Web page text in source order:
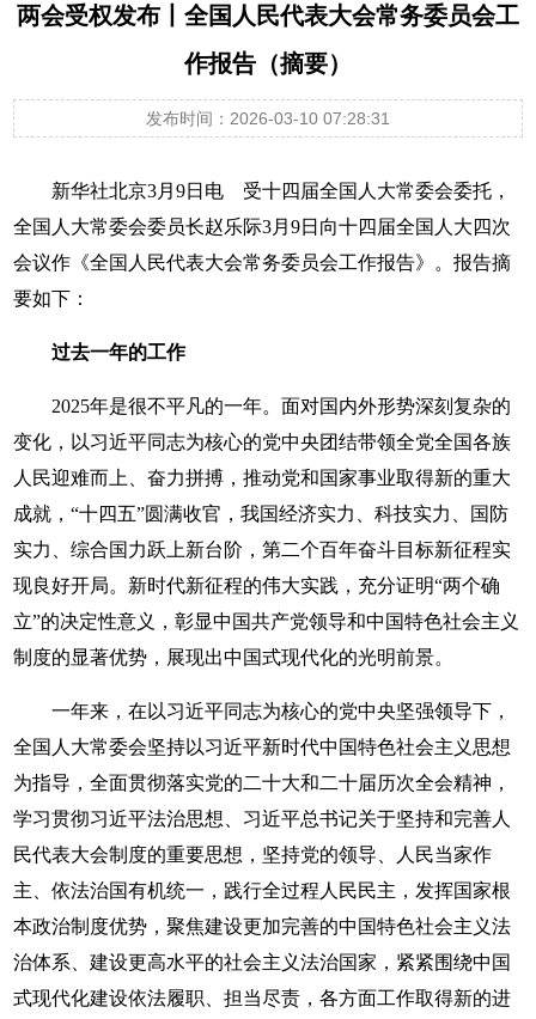
两会受权发布丨全国人民代表大会常务委员会工
作报告（摘要）
发布时间：2026-03-10 07:28:31
新华社北京3月9日电 受十四届全国人大常委会委托，
全国人大常委会委员长赵乐际3月9日向十四届全国人大四次
会议作《全国人民代表大会常务委员会工作报告》。报告摘
要如下：
过去一年的工作
2025年是很不平凡的一年。面对国内外形势深刻复杂的
变化，以习近平同志为核心的党中央团结带领全党全国各族
人民迎难而上、奋力拼搏，推动党和国家事业取得新的重大
成就，“十四五”圆满收官，我国经济实力、科技实力、国防
实力、综合国力跃上新台阶，第二个百年奋斗目标新征程实
现良好开局。新时代新征程的伟大实践，充分证明“两个确
立”的决定性意义，彰显中国共产党领导和中国特色社会主义
制度的显著优势，展现出中国式现代化的光明前景。
一年来，在以习近平同志为核心的党中央坚强领导下，
全国人大常委会坚持以习近平新时代中国特色社会主义思想
为指导，全面贯彻落实党的二十大和二十届历次全会精神，
学习贯彻习近平法治思想、习近平总书记关于坚持和完善人
民代表大会制度的重要思想，坚持党的领导、人民当家作
主、依法治国有机统一，践行全过程人民民主，发挥国家根
本政治制度优势，聚焦建设更加完善的中国特色社会主义法
治体系、建设更高水平的社会主义法治国家，紧紧围绕中国
式现代化建设依法履职、担当尽责，各方面工作取得新的进